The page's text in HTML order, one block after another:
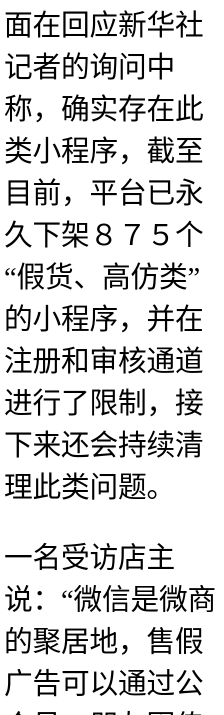
面在回应新华社
记者的询问中
称，确实存在此
类小程序，截至
目前，平台已永
久下架８７５个
“假货、高仿类”
的小程序，并在
注册和审核通道
进行了限制，接
下来还会持续清
理此类问题。
一名受访店主
说：“微信是微商
的聚居地，售假
广告可以通过公